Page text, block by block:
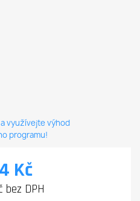
využívejte výhod
programu!
Kč
bez DPH